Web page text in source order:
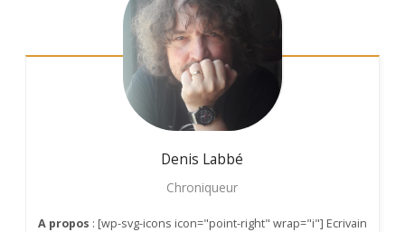
Denis Labbé
Chroniqueur
A propos : [wp-svg-icons icon="point-right" wrap="i"] Ecrivain